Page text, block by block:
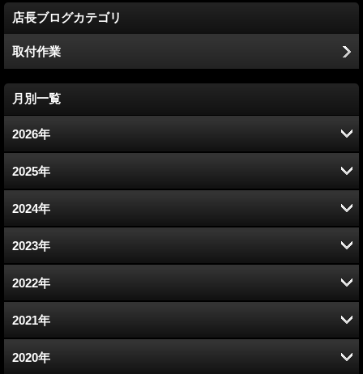
店長ブログカテゴリ
取付作業
月別一覧
2026年
8月 (3)
7月 (14)
6月 (12)
5月 (13)
4月 (12)
3月 (13)
2025年
12月 (12)
11月 (11)
10月 (13)
9月 (13)
8月 (11)
2024年
12月 (12)
11月 (12)
10月 (14)
9月 (12)
2023年
12月 (12)
11月 (11)
10月 (13)
2022年
12月 (12)
11月 (13)
2021年
12月 (11)
2020年